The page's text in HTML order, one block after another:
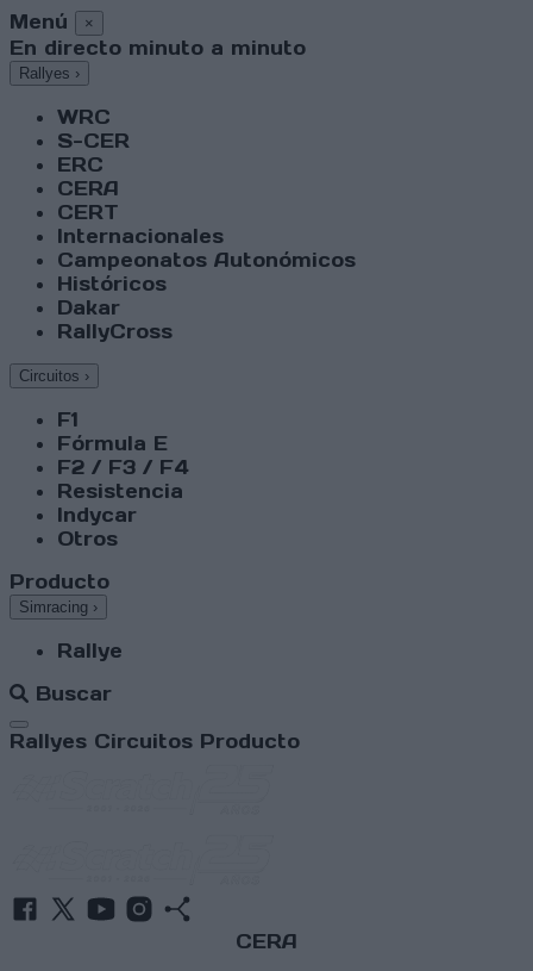
Menú ×
En directo minuto a minuto
Rallyes ›
WRC
S-CER
ERC
CERA
CERT
Internacionales
Campeonatos Autonómicos
Históricos
Dakar
RallyCross
Circuitos ›
F1
Fórmula E
F2 / F3 / F4
Resistencia
Indycar
Otros
Producto
Simracing ›
Rallye
Buscar
Abrir menú
Rallyes Circuitos Producto
CERA